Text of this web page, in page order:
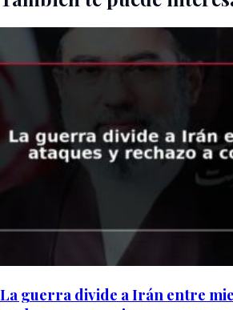
La guerra divide a Irán entre